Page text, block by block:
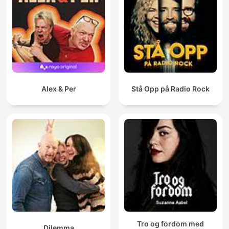
Alex & Per Stå Opp på Radio Rock
Tro og fordom med